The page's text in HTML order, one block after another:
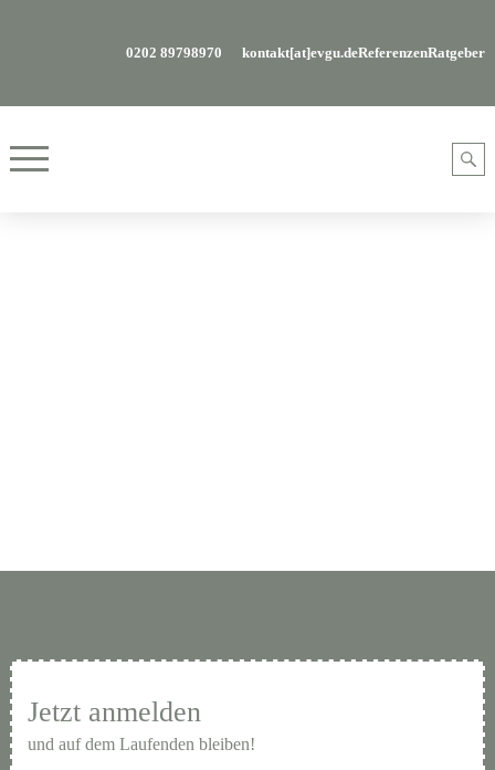
0202 89798970 kontakt[at]evgu.deReferenzenRatgeber
Jetzt anmelden
und auf dem Laufenden bleiben!